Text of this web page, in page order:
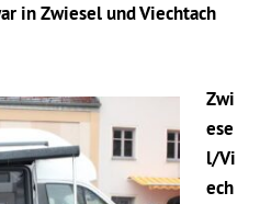
in Zwiesel und Viechtach
Zwi
ese
l/Vi
ech